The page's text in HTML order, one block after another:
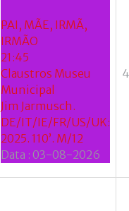
PAI, MÃE, IRMÃ,
IRMÃO
21:45
Claustros Museu
Municipal
Jim Jarmusch.
DE/IT/IE/FR/US/UK:
2025. 110’. M/12
Data : 03-08-2026
4
do
utilizador?
Esqueceu-
se
da
senha?